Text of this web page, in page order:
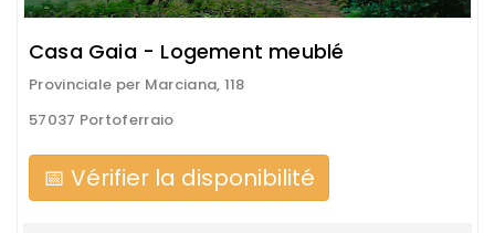
Casa Gaia - Logement meublé
Provinciale per Marciana, 118
57037 Portoferraio
📅 Vérifier la disponibilité